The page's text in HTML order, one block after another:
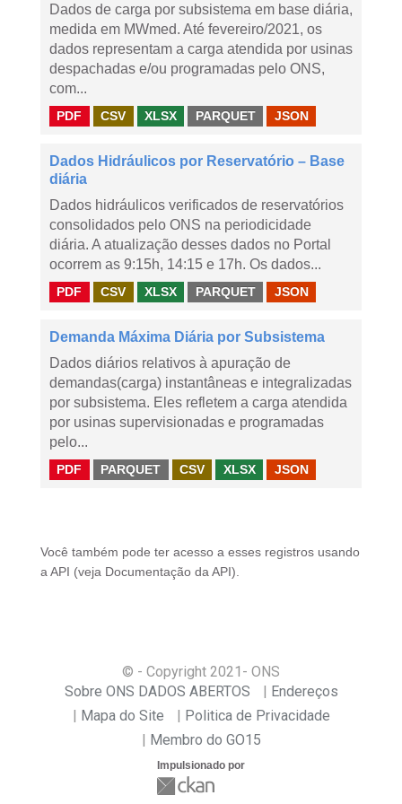
Dados de carga por subsistema em base diária,
medida em MWmed. Até fevereiro/2021, os
dados representam a carga atendida por usinas
despachadas e/ou programadas pelo ONS,
com...
PDF CSV XLSX PARQUET JSON
Dados Hidráulicos por Reservatório – Base
diária
Dados hidráulicos verificados de reservatórios
consolidados pelo ONS na periodicidade
diária. A atualização desses dados no Portal
ocorrem as 9:15h, 14:15 e 17h. Os dados...
PDF CSV XLSX PARQUET JSON
Demanda Máxima Diária por Subsistema
Dados diários relativos à apuração de
demandas(carga) instantâneas e integralizadas
por subsistema. Eles refletem a carga atendida
por usinas supervisionadas e programadas
pelo...
PDF PARQUET CSV XLSX JSON
Você também pode ter acesso a esses registros usando
a API (veja Documentação da API ).
© - Copyright 2021 - ONS
Sobre ONS DADOS ABERTOS
Endereços
Mapa do Site
Politica de Privacidade
Membro do GO15
Impulsionado por